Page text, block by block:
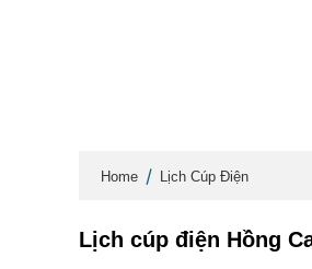
Home Lịch Cúp Điện
Lịch cúp điện Hồng